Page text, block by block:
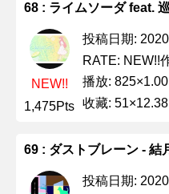
68 : ライムソーダ feat.
NEW!!
1,475Pts
投稿日期:
RATE: NEW!!
播放: 825×1.00
收藏: 51×12.38
69 : ダストブレーン - 結
投稿日期: